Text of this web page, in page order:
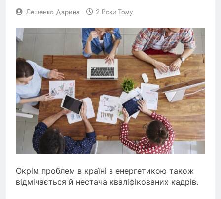
Лещенко Дарина 2 Роки Тому
Окрім проблем в країні з енергетикою також
відмічається й нестача кваліфікованих кадрів.